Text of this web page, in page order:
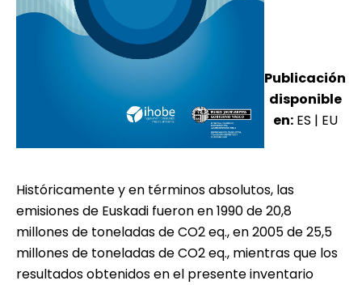
Publicación
disponible
en: ES | EU
Históricamente y en términos absolutos, las
emisiones de Euskadi fueron en 1990 de 20,8
millones de toneladas de CO2 eq., en 2005 de 25,5
millones de toneladas de CO2 eq., mientras que los
resultados obtenidos en el presente inventario